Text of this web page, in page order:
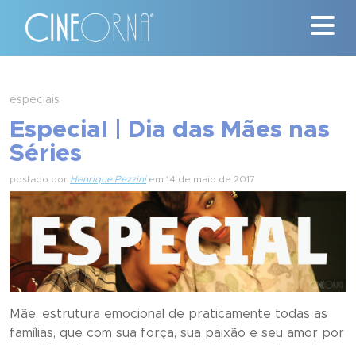
News
Quem Somos
Nossa História
Contato
especiais
Especial | Dia das Mães nas
Séries
postado por Henrique Pezziniem 14 de maio de 2017
Mãe: estrutura emocional de praticamente todas as
famílias, que com sua força, sua paixão e seu amor por